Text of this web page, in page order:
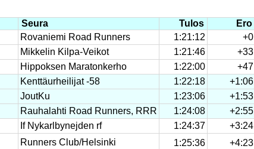
Seura Tulos
Ero
Rovaniemi Road Runners 1:21:12
+0
Mikkelin Kilpa-Veikot 1:21:46
+33
Hippoksen Maratonkerho 1:22:00
+47
Kenttäurheilijat -58 1:22:18
+1:06
JoutKu 1:23:06
+1:53
Rauhalahti Road Runners, RRR 1:24:08
+2:55
If Nykarlbynejden rf 1:24:37
+3:24
Runners Club/Helsinki 1:25:36
+4:23